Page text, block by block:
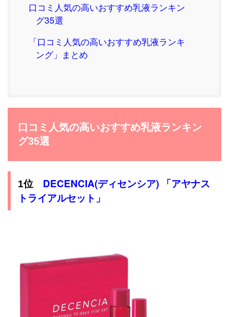
口コミ人気の高いおすすめ乳液ランキン
グ35選
「口コミ人気の高いおすすめ乳液ランキ
ング」まとめ
口コミ人気の高いおすすめ乳液ランキン
グ35選
1位 DECENCIA(ディセンシア) 「アヤナス
トライアルセット」